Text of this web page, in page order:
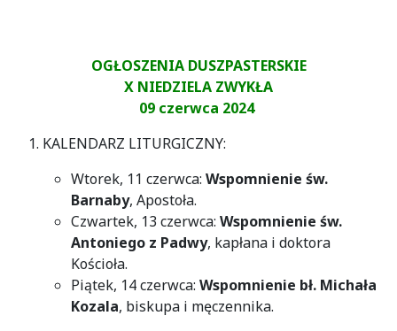
OGŁOSZENIA DUSZPASTERSKIE
X NIEDZIELA ZWYKŁA
09 czerwca 2024
KALENDARZ LITURGICZNY:
Wtorek, 11 czerwca: Wspomnienie św.
Barnaby, Apostoła.
Czwartek, 13 czerwca: Wspomnienie św.
Antoniego z Padwy, kapłana i doktora
Kościoła.
Piątek, 14 czerwca: Wspomnienie bł. Michała
Kozala, biskupa i męczennika.